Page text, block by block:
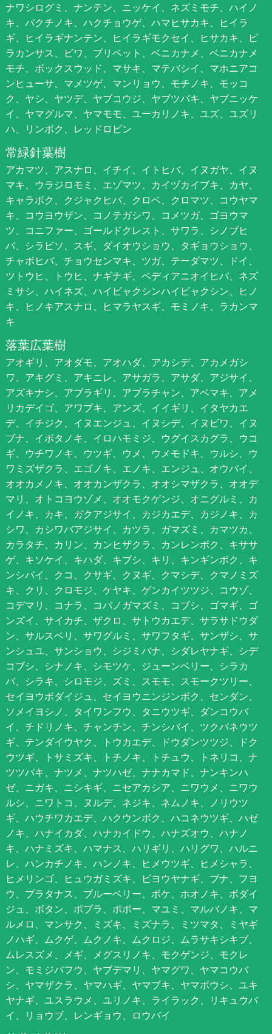
ナワシログミ、ナンテン、ニッケイ、ネズミモチ、ハイノ
キ、バクチノキ、ハクチョウゲ、ハマヒサカキ、ヒイラ
ギ、ヒイラギナンテン、ヒイラギモクセイ、ヒサカキ、ピ
ラカンサス、ビワ、プリペット、ベニカナメ、ベニカナメ
モチ、ボックスウッド、マサキ、マテバシイ、マホニアコ
ンヒューサ、マメツゲ、マンリョウ、モチノキ、モッコ
ク、ヤシ、ヤツデ、ヤブコウジ、ヤブツバキ、ヤブニッケ
イ、ヤマグルマ、ヤマモモ、ユーカリノキ、ユズ、ユズリ
ハ、リンボク、レッドロビン
常緑針葉樹
アカマツ、アスナロ、イチイ、イトヒバ、イヌガヤ、イヌ
マキ、ウラジロモミ、エゾマツ、カイヅカイブキ、カヤ、
キャラボク、クジャクヒバ、クロベ、クロマツ、コウヤマ
キ、コウヨウザン、コノテガシワ、コメツガ、ゴヨウマ
ツ、コニファー、ゴールドクレスト、サワラ、シノブヒ
バ、シラビソ、スギ、ダイオウショウ、タギョウショウ、
チャボヒバ、チョウセンマキ、ツガ、テーダマツ、ドイ、
ツトウヒ、トウヒ、ナギナギ、ペディアニオイヒバ、ネズ
ミサシ、ハイネズ、ハイビャクシンハイビャクシン、ヒノ
キ、ヒノキアスナロ、ヒマラヤスギ、モミノキ、ラカンマ
キ
落葉広葉樹
アオギリ、アオダモ、アオハダ、アカシデ、アカメガシ
ワ、アキグミ、アキニレ、アサガラ、アサダ、アジサイ、
アズキナシ、アブラギリ、アブラチャン、アベマキ、アメ
リカデイゴ、アワブキ、アンズ、イイギリ、イタヤカエ
デ、イチジク、イヌエンジュ、イヌシデ、イヌビワ、イヌ
ブナ、イボタノキ、イロハモミジ、ウグイスカグラ、ウコ
ギ、ウチワノキ、ウツギ、ウメ、ウメモドキ、ウルシ、ウ
ワミズザクラ、エゴノキ、エノキ、エンジュ、オウバイ、
オオカメノキ、オオカンザクラ、オオシマザクラ、オオデ
マリ、オトコヨウゾメ、オオモクゲンジ、オニグルミ、カ
イノキ、カキ、ガクアジサイ、カジカエデ、カジノキ、カ
シワ、カシワバアジサイ、カツラ、ガマズミ、カマツカ、
カラタチ、カリン、カンヒザクラ、カンレンボク、キササ
ゲ、キソケイ、キハダ、キブシ、キリ、キンギンボク、キ
ンシバイ、クコ、クサギ、クヌギ、クマシデ、クマノミズ
キ、クリ、クロモジ、ケヤキ、ゲンカイツツジ、コウゾ、
コデマリ、コナラ、コバノガマズミ、コブシ、ゴマギ、ゴ
ンズイ、サイカチ、ザクロ、サトウカエデ、サラサドウダ
ン、サルスベリ、サワグルミ、サワフタギ、サンザシ、サ
ンシュユ、サンショウ、シジミバナ、シダレヤナギ、シデ
コブシ、シナノキ、シモツケ、ジューンベリー、シラカ
バ、シラキ、シロモジ、ズミ、スモモ、スモークツリー、
セイヨウボダイジュ、セイヨウニンジンボク、センダン、
ソメイヨシノ、タイワンフウ、タニウツギ、ダンコウバ
イ、チドリノキ、チャンチン、チンシバイ、ツクバネウツ
ギ、テンダイウヤク、トウカエデ、ドウダンツツジ、ドク
ウツギ、トサミズキ、トチノキ、トチュウ、トネリコ、ナ
ツツバキ、ナツメ、ナツハゼ、ナナカマド、ナンキンハ
ゼ、ニガキ、ニシキギ、ニセアカシア、ニワウメ、ニワウ
ルシ、ニワトコ、ヌルデ、ネジキ、ネムノキ、ノリウツ
ギ、ハウチワカエデ、ハクウンボク、ハコネウツギ、ハゼ
ノキ、ハナイカダ、ハナカイドウ、ハナズオウ、ハナノ
キ、ハナミズキ、ハマナス、ハリギリ、ハリグワ、ハルニ
レ、ハンカチノキ、ハンノキ、ヒメウツギ、ヒメシャラ、
ヒメリンゴ、ヒュウガミズキ、ビヨウヤナギ、ブナ、フヨ
ウ、プラタナス、ブルーベリー、ボケ、ホオノキ、ボダイ
ジュ、ボタン、ポプラ、ポポー、マユミ、マルバノキ、マ
ルメロ、マンサク、ミズキ、ミズナラ、ミツマタ、ミヤギ
ノハギ、ムクゲ、ムクノキ、ムクロジ、ムラサキシキブ、
ムレスズメ、メギ、メグスリノキ、モクゲンジ、モクレ
ン、モミジバフウ、ヤブデマリ、ヤマグワ、ヤマコウバ
シ、ヤマザクラ、ヤマハギ、ヤマブキ、ヤマボウシ、ユキ
ヤナギ、ユスラウメ、ユリノキ、ライラック、リキュウバ
イ、リョウブ、レンギョウ、ロウバイ